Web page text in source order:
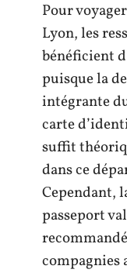
Pour
Lyon, les
bénéficient
puisque la
intégrante
carte
suffit
dans ce
Cependant,
passeport
compagnies